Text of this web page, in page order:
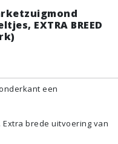
EXTRA BREED
een
brede uitvoering van